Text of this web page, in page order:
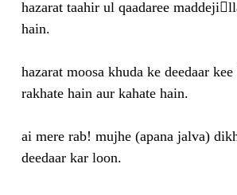
hazarat taahir ul qaadaree
hain.
hazarat moosa khuda ke deedaar
rakhate hain aur kahate hain.
ai mere rab! mujhe (apana jalva)
deedaar kar loon.